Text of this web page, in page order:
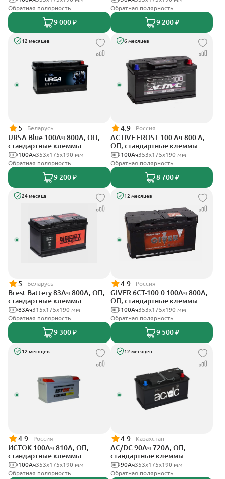
Обратная полярность
9 000 ₽
Обратная полярность
9 200 ₽
12 месяцев
5 Беларусь
URSA Blue 100Ач 800А, ОП,
стандартные клеммы
353х175х190 мм
100Ач
Обратная полярность
9 200 ₽
6 месяцев
4.9 Россия
ACTIVE FROST 100 Ач 800 А,
ОП, стандартные клеммы
353х175х190 мм
100Ач
Обратная полярность
8 700 ₽
24 месяца
5 Беларусь
Brest Battery 83Ач 800А, ОП,
стандартные клеммы
315x175x190 мм
83Ач
Обратная полярность
9 300 ₽
12 месяцев
4.9 Россия
GIVER 6CT-100.0 100Ач 800А,
ОП, стандартные клеммы
353х175х190 мм
100Ач
Обратная полярность
9 500 ₽
12 месяцев
4.9 Россия
ИСТОК 100Ач 810А, ОП,
стандартные клеммы
353х175х190 мм
100Ач
Обратная полярность
12 месяцев
4.9 Казахстан
AC/DC 90Ач 720А, ОП,
стандартные клеммы
353х175х190 мм
90Ач
Обратная полярность